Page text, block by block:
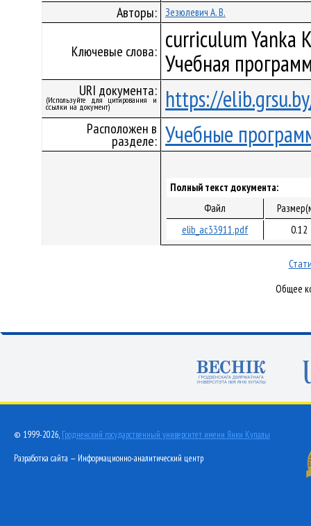
Авторы: Зезюлевич А. В.
Ключевые слова: curriculum Yanka
Учебная
URI документа:
(Используйте для цитирования и
ссылки на документ) https://
Расположен в
разделе: Учебные
Полный текст документа:
Файл
elib_ac33911.pdf
0.12
Общее
© 1999-2026, Гродненский государственный университет имени Янки Купалы
Разработка сайта — Информационно-аналитический центр